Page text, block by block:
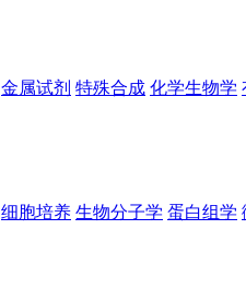
金属试剂 特殊合成 化学生物学
细胞培养 生物分子学 蛋白组学